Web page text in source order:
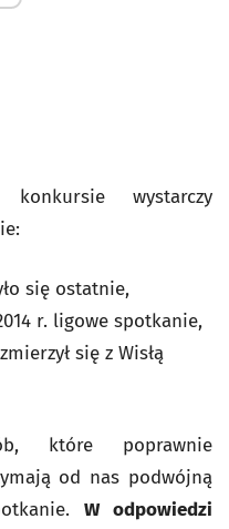
wystarczy
się ostatnie,
r. ligowe spotkanie,
się z Wisłą
które poprawnie
od nas podwójną
W odpowiedzi